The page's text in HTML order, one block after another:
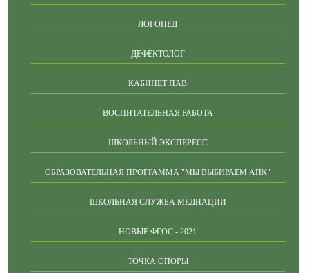
ЛОГОПЕД
ДЕФЕКТОЛОГ
КАБИНЕТ ПАВ
ВОСПИТАТЕЛЬНАЯ РАБОТА
ШКОЛЬНЫЙ ЭКСПЕРЕСС
ОБРАЗОВАТЕЛЬНАЯ ПРОГРАММА "МЫ ВЫБИРАЕМ АПК"
ШКОЛЬНАЯ СЛУЖБА МЕДИАЦИИ
НОВЫЕ ФГОС - 2021
ТОЧКА ОПОРЫ